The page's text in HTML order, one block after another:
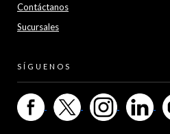
Contáctanos
Sucursales
SÍGUENOS